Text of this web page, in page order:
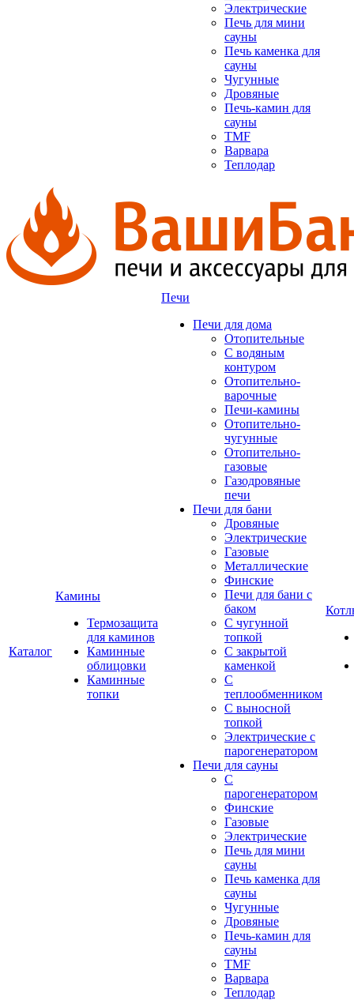
Электрические
Печь для мини
сауны
Печь каменка для
сауны
Чугунные
Дровяные
Печь-камин для
сауны
TMF
Варвара
Теплодар
Каталог
Камины
Термозащита
для каминов
Каминные
облицовки
Каминные
топки
Печи
Печи для дома
Отопительные
C водяным
контуром
Отопительно-
варочные
Печи-камины
Отопительно-
чугунные
Отопительно-
газовые
Газодровяные
печи
Печи для бани
Дровяные
Электрические
Газовые
Металлические
Финские
Печи для бани с
баком
С чугунной
топкой
С закрытой
каменкой
С
теплообменником
С выносной
топкой
Электрические с
парогенератором
Печи для сауны
С
парогенератором
Финские
Газовые
Электрические
Печь для мини
сауны
Печь каменка для
сауны
Чугунные
Дровяные
Печь-камин для
сауны
TMF
Варвара
Теплодар